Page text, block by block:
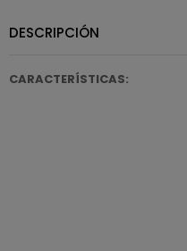
DESCRIPCIÓN
CARACTERÍSTICAS: